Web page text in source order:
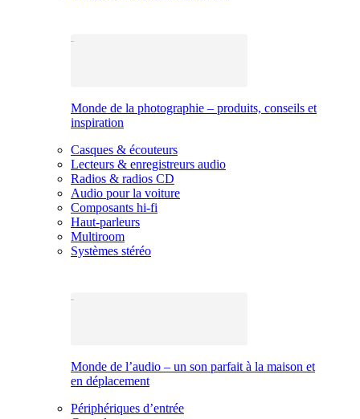
Monde de la photographie – produits, conseils et
inspiration
Casques & écouteurs
Lecteurs & enregistreurs audio
Radios & radios CD
Audio pour la voiture
Composants hi-fi
Haut-parleurs
Multiroom
Systèmes stéréo
Monde de l’audio – un son parfait à la maison et
en déplacement
Périphériques d’entrée